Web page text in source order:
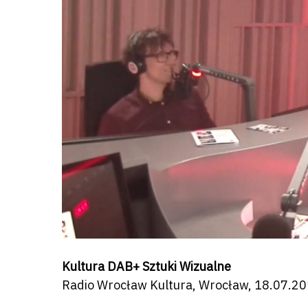
Kultura DAB+ Sztuki Wizualne
Radio Wrocław Kultura, Wrocław,